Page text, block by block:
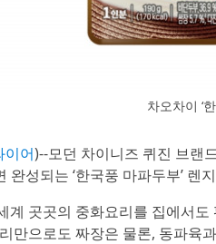
차오차이 ‘
이어)--모던 차이니즈 퀴진 브랜
완성되는 ‘한국풍 마파두부’ 렌
계 곳곳의 중화요리를 집에서
만으로도 짜장은 물론, 동파육